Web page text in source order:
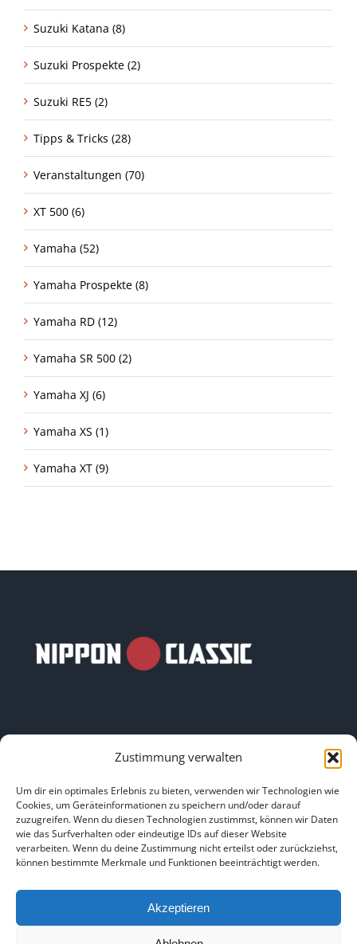
Zustimmung verwalten
Um dir ein optimales Erlebnis zu bieten, verwenden wir Technologien wie
Cookies, um Geräteinformationen zu speichern und/oder darauf
zuzugreifen. Wenn du diesen Technologien zustimmst, können wir Daten
wie das Surfverhalten oder eindeutige IDs auf dieser Website
verarbeiten. Wenn du deine Zustimmung nicht erteilst oder zurückziehst,
können bestimmte Merkmale und Funktionen beeinträchtigt werden.
Akzeptieren
Suzuki Katana (8)
Suzuki Prospekte (2)
Suzuki RE5 (2)
Tipps & Tricks (28)
Veranstaltungen (70)
XT 500 (6)
Yamaha (52)
Yamaha Prospekte (8)
Yamaha RD (12)
Yamaha SR 500 (2)
Yamaha XJ (6)
Yamaha XS (1)
Yamaha XT (9)
HOME|ÜBER UNS|IMPRESSUM |DATENSCHUTZ
BILDNACHWEISE